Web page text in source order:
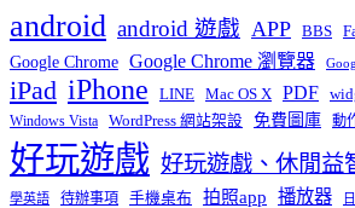
android android 遊戲 APP BBS
Google Chrome Google Chrome 瀏覽器
iPad iPhone LINE Mac OS X PDF
Windows Vista WordPress 網站架設 免費圖庫 動
好玩遊戲 好玩遊戲、休閒益
學英語 待辦事項 手機桌布 拍照app 播放器